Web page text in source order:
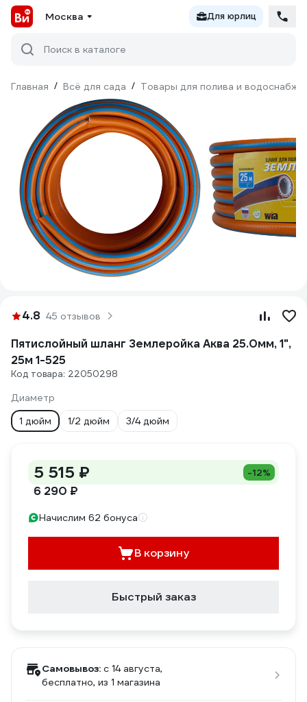
Москва Для юрлиц
Поиск в каталоге
Главная / Всё для сада / Товары для полива и
4.8 45 отзывов
Пятислойный шланг Землеройка Аква 25.0мм, 1",
25м 1-525
Код товара: 22050298
Диаметр
1 дюйм
1/2 дюйм 3/4 дюйм
5 515 ₽ -12%
6 290 ₽
Начислим 62 бонуса
В корзину
Быстрый заказ
Самовывоз: c 14 августа,
бесплатно, из 1 магазина